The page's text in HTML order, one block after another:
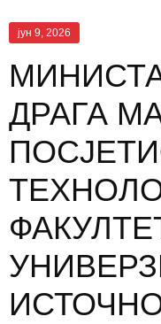
јун 9, 2026
ДРАГА